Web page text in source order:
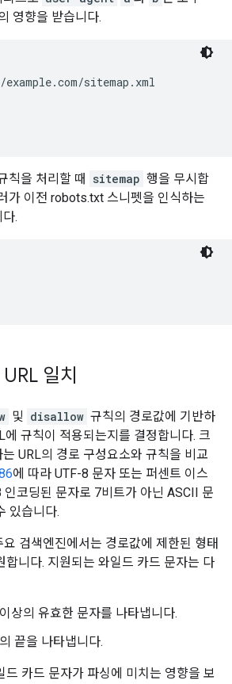
영향을 받습니다.
sitemap.xml
칙을 처리할 때 sitemap 행을 무시합
가 이전 robots.txt 스니펫을 인식하는
.
일치
및 disallow 규칙의 경로값에 기반하
에 규칙이 적용되는지를 결정합니다. 크
URL의 경로 구성요소와 규칙을 비교
에 따라 UTF-8 문자 또는 퍼센트 이스
인코딩된 문자로 7비트가 아닌 ASCII 문
있습니다.
검색엔진에서는 경로값에 제한된 형태
합니다. 지원되는 와일드 카드 문자는 다
상의 유효한 문자를 나타냅니다.
끝을 나타냅니다.
드 카드 문자가 파싱에 미치는 영향을 보